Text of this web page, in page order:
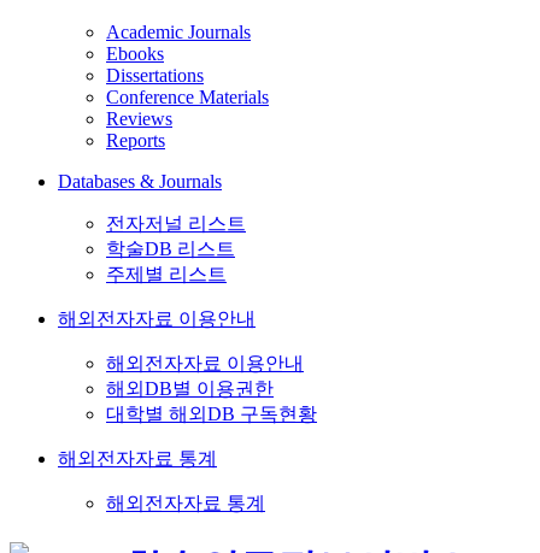
Academic Journals
Ebooks
Dissertations
Conference Materials
Reviews
Reports
Databases & Journals
전자저널 리스트
학술DB 리스트
주제별 리스트
해외전자자료 이용안내
해외전자자료 이용안내
해외DB별 이용권한
대학별 해외DB 구독현황
해외전자자료 통계
해외전자자료 통계